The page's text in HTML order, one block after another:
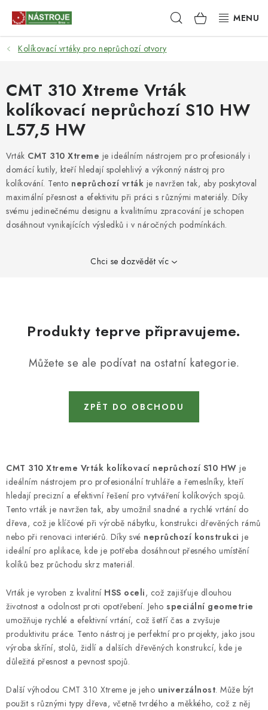
Hledat NÁKUPNÍ
KOŠÍK
NÁSTROJE
AKCE
BRUSIVO
LEPENÍ A SPOJOVÁNÍ
RUČNÍ NÁŘADÍ, PŘÍPRAVKY
STROJE DO DÍLNY
NÁSTROJE PRO STOLAŘE
NÁSTROJE PRO OPRACOVÁNÍ KOVU
NÁSTROJE PRO ŘEZÁNÍ DŘEVA
NÁSTROJE PRO ŘEZÁNÍ KOVU
POTŘEBUJI DOBRÝ STROJ
KONTAKTY
Kolíkovací vrtáky pro neprůchozí otvory
CMT 310 Xtreme Vrták
kolíkovací neprůchozí S10 HW
L57,5 HW
Vrták CMT 310 Xtreme je ideálním nástrojem pro profesionály i
domácí kutily, kteří hledají spolehlivý a výkonný nástroj pro
kolíkování. Tento neprůchozí vrták je navržen tak, aby poskytoval
maximální přesnost a efektivitu při práci s různými materiály. Díky
svému jedinečnému designu a kvalitnímu zpracování je schopen
dosáhnout vynikajících výsledků i v náročných podmínkách.
Chci se dozvědět víc
Produkty teprve připravujeme.
Můžete se ale podívat na ostatní kategorie.
ZPĚT DO OBCHODU
CMT 310 Xtreme Vrták kolíkovací neprůchozí S10 HW je
ideálním nástrojem pro profesionální truhláře a řemeslníky, kteří
hledají precizní a efektivní řešení pro vytváření kolíkových spojů.
Tento vrták je navržen tak, aby umožnil snadné a rychlé vrtání do
dřeva, což je klíčové při výrobě nábytku, konstrukci dřevěných rámů
nebo při renovaci interiérů. Díky své neprůchozí konstrukci je
ideální pro aplikace, kde je potřeba dosáhnout přesného umístění
kolíků bez průchodu skrz materiál.
Vrták je vyroben z kvalitní HSS oceli, což zajišťuje dlouhou
životnost a odolnost proti opotřebení. Jeho speciální geometrie
umožňuje rychlé a efektivní vrtání, což šetří čas a zvyšuje
produktivitu práce. Tento nástroj je perfektní pro projekty, jako jsou
výroba skříní, stolů, židlí a dalších dřevěných konstrukcí, kde je
důležitá přesnost a pevnost spojů.
Další výhodou CMT 310 Xtreme je jeho univerzálnost. Může být
použit s různými typy dřeva, včetně tvrdého a měkkého, což z něj